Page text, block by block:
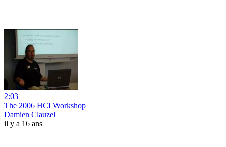
2:03
The 2006 HCI Workshop
Damien Clauzel
il y a 16 ans